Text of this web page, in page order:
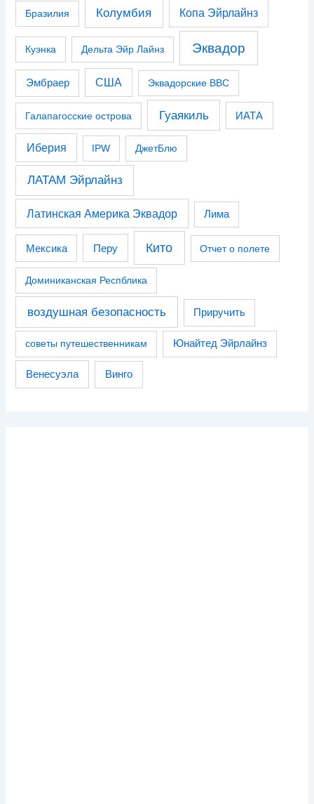
Бразилия Колумбия Копа Эйрлайнз
Куэнка Дельта Эйр Лайнз Эквадор
Эмбраер США Эквадорские ВВС
Галапагосские острова Гуаякиль ИАТА
Иберия IPW ДжетБлю
ЛАТАМ Эйрлайнз
Латинская Америка Эквадор Лима
Мексика Перу Кито Отчет о полете
Доминиканская Респблика
воздушная безопасность Приручить
советы путешественникам Юнайтед Эйрлайнз
Венесуэла Винго